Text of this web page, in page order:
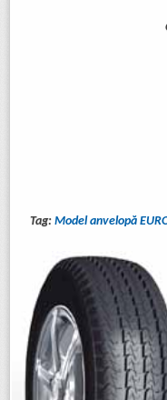
Tag: Model anvelopă